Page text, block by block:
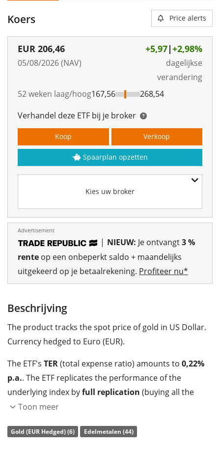
Koers Price alerts
EUR 206,46
05/08/2026 (NAV)
+5,97|+2,98%
dagelijkse
verandering
52 weken laag/hoog167,56
268,54
Verhandel deze ETF bij je broker
Kies uw broker
Koop Verkoop
Spaarplan opzetten
Advertisement
| NIEUW: Je ontvangt3 %
rente op een onbeperkt saldo + maandelijks
uitgekeerd op je betaalrekening. Profiteer nu*
Beschrijving
The product tracks the spot price of gold in US Dollar.
Currency hedged to Euro (EUR).
The ETF's TER(total expense ratio) amounts to 0,22%
p.a.. The ETF replicates the performance of the
underlying index byfull replication (buying all the
index constituents).
The iShares Gold EUR Hedged (CH) has
Toon meer
Gold (EUR Hedged) (6) Edelmetalen (44)